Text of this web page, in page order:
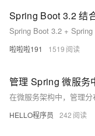
啦啦啦191 1519
管理 Spring 微服务
HELLO程序员 242